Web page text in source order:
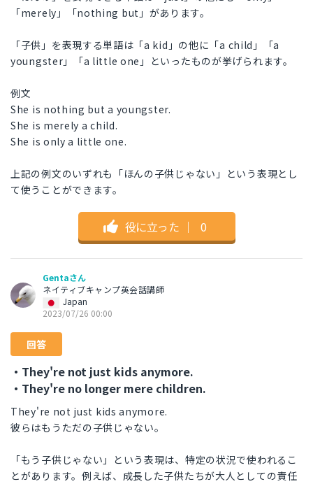
「merely」「nothing but」があります。
「子供」を表現する単語は「a kid」の他に「a child」「a
youngster」「a little one」といったものが挙げられます。
例文
She is nothing but a youngster.
She is merely a child.
She is only a little one.
上記の例文のいずれも「ほんの子供じゃない」という表現とし
て使うことができます。
役に立った ｜ 0
Gentaさん
ネイティブキャンプ英会話講師
Japan
2023/07/26 00:00
回答
・They're not just kids anymore.
・They're no longer mere children.
They're not just kids anymore.
彼らはもうただの子供じゃない。
「もう子供じゃない」という表現は、特定の状況で使われるこ
とがあります。例えば、成長した子供たちが大人としての責任